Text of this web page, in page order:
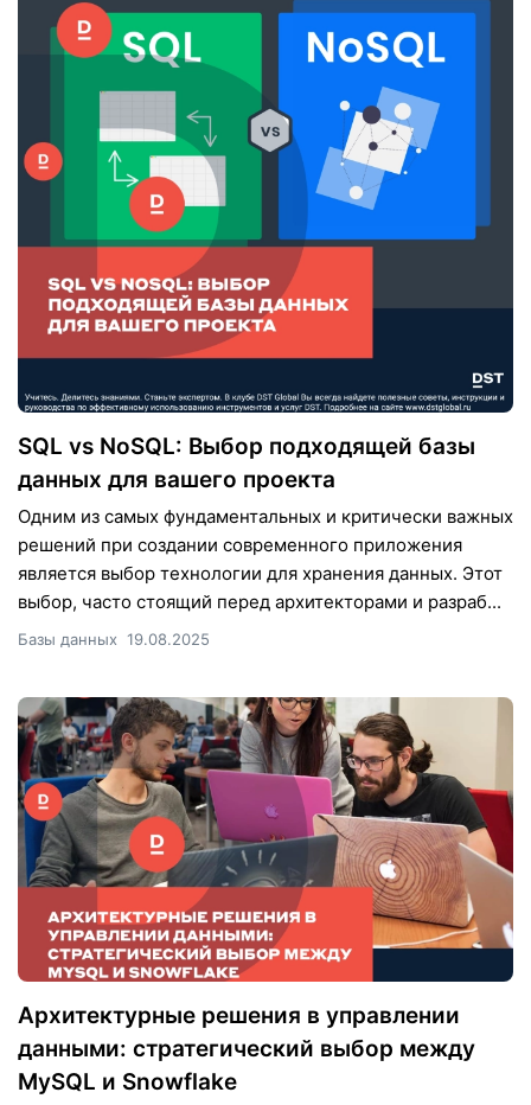
SQL vs NoSQL: Выбор подходящей базы
данных для вашего проекта
Одним из самых фундаментальных и критически важных
решений при создании современного приложения
является выбор технологии для хранения данных. Этот
выбор, часто стоящий перед архитекторами и разраб...
Базы данных 19.08.2025
Архитектурные решения в управлении
данными: стратегический выбор между
MySQL и Snowflake